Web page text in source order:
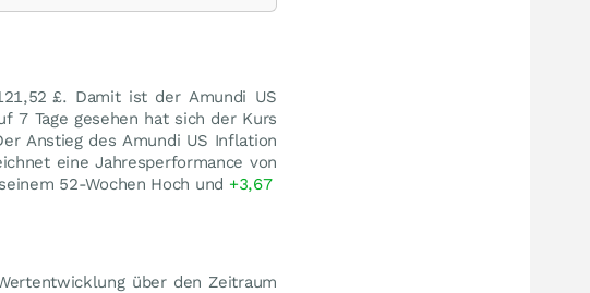
£. Damit ist der Amundi US
7 Tage gesehen hat sich der Kurs
Anstieg des Amundi US Inflation
eine Jahresperformance von
52-Wochen Hoch und +3,67
über den Zeitraum